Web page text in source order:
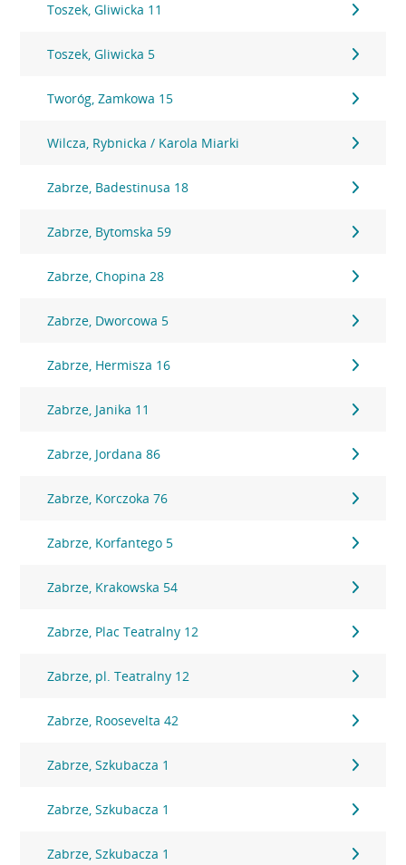
Toszek, Gliwicka 11
Toszek, Gliwicka 5
Tworóg, Zamkowa 15
Wilcza, Rybnicka / Karola Miarki
Zabrze, Badestinusa 18
Zabrze, Bytomska 59
Zabrze, Chopina 28
Zabrze, Dworcowa 5
Zabrze, Hermisza 16
Zabrze, Janika 11
Zabrze, Jordana 86
Zabrze, Korczoka 76
Zabrze, Korfantego 5
Zabrze, Krakowska 54
Zabrze, Plac Teatralny 12
Zabrze, pl. Teatralny 12
Zabrze, Roosevelta 42
Zabrze, Szkubacza 1
Zabrze, Szkubacza 1
Zabrze, Szkubacza 1